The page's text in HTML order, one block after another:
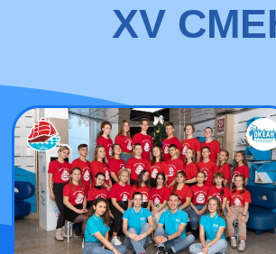
XV